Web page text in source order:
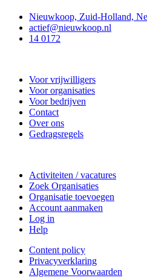
Nieuwkoop, Zuid-Holland,
actief@nieuwkoop.nl
14 0172
Voor vrijwilligers
Voor organisaties
Voor bedrijven
Contact
Over ons
Gedragsregels
Activiteiten / vacatures
Zoek Organisaties
Organisatie toevoegen
Account aanmaken
Log in
Help
Content policy
Privacyverklaring
Algemene Voorwaarden